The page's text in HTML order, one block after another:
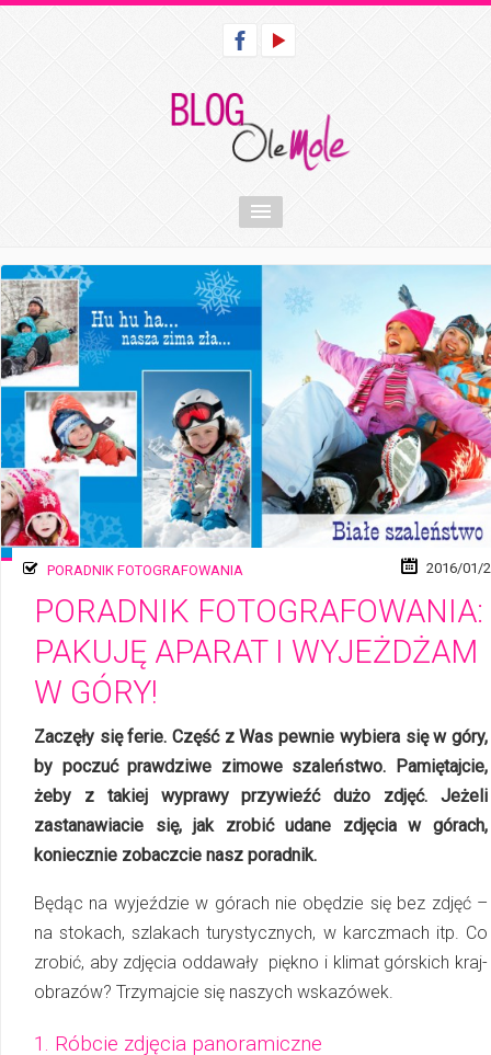
PORADNIK FOTOGRAFOWANIA 2016/01/
PORADNIK FOTOGRAFOWANIA:
PAKUJĘ APARAT I WYJEŻDŻAM
W GÓRY!
Zaczęły się ferie. Część z Was pewnie wybiera się w góry,
by poczuć prawdziwe zimowe szaleństwo. Pamiętajcie,
żeby z takiej wyprawy przywieźć dużo zdjęć. Jeżeli
zastanawiacie się, jak zrobić udane zdjęcia w górach,
koniecznie zobaczcie nasz poradnik.
Będąc na wyjeździe w górach nie obędzie się bez zdjęć –
na stokach, szlakach tu­rys­tycz­nych, w karczmach itp. Co
zrobić, aby zdjęcia oddawały piękno i klimat górskich kraj­
obra­zów? Trzymajcie się naszych wskazówek.
1. Róbcie zdjęcia panoramiczne